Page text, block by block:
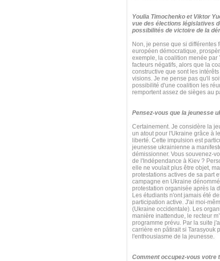
Youlia Timochenko et Viktor
vue des élections législatives
possibilités de victoire de la
Non, je pense que si différentes
européen démocratique,
exemple, la coalition menée par
facteurs négatifs, alors que la
constructive que sont les
visions. Je ne pense pas qu'il
possibilité d'une coalition les
remportent assez de sièges au
Pensez-vous que la jeunesse
Certainement. Je considère la
un atout pour l'Ukraine grâce à
liberté. Cette impulsion est
jeunesse ukrainienne a
démissionner. Vous souvenez-
de l'Indépendance à Kiev ?
elle ne voulait plus être objet,
protestations actives de sa part
campagne en Ukraine
protestation organisée après la
Les étudiants n'ont jamais été
participation active. J'ai moi-
(Ukraine occidentale). Les
manière inattendue, le recteur
programme prévu. Par la suite
carrière en pâtirait si Tarasyouk
l'enthousiasme de la jeunesse.
Comment occupez-vous votre